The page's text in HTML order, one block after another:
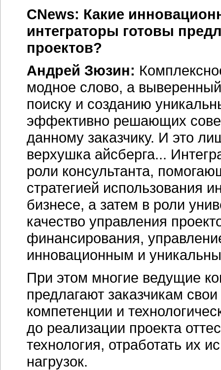
CNews: Какие
интеграторы готовы
проектов?
Андрей Зюзин:
модное слово, а
поиску и созданию
эффективно решающих
данному заказчику. И это
верхушка айсберга...
роли консультанта,
стратегией использования
бизнесе, а затем в роли
качество управления
финансирования,
инновационным и
При этом многие ведущие
предлагают заказчикам
компетенции и
до реализации проекта
технология, отработать их
нагрузок.